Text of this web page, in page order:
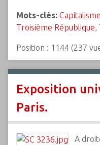
Mots-clés: Capitalisme
Troisième République,
Position : 1144 (237
Exposition
Paris.
A